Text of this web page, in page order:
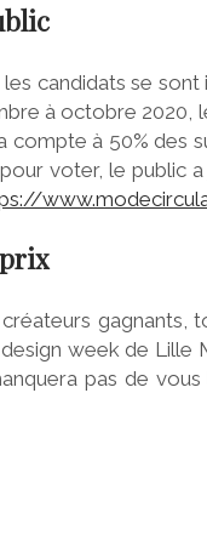
les candidats se
à octobre 2020,
compte à 50% des
voter, le public
gagnants,
week de Lille
pas de vous